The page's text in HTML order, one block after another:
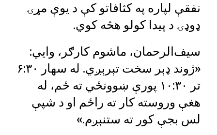
نفقې لپاره په کثافاتو کې د یوې مړۍ
ډوډۍ د پیدا کولو هڅه کوي.
سیف‌الرحمان، ماشوم کارګر، وایي:
«ژوند ډېر سخت تېرېږي. له سهار ۶:۳۰
تر ۱۰:۳۰ پورې ښوونځي ته ځم، له
هغې وروسته کار ته راځم او د شپې
لس بجې کور ته ستنېږم.»